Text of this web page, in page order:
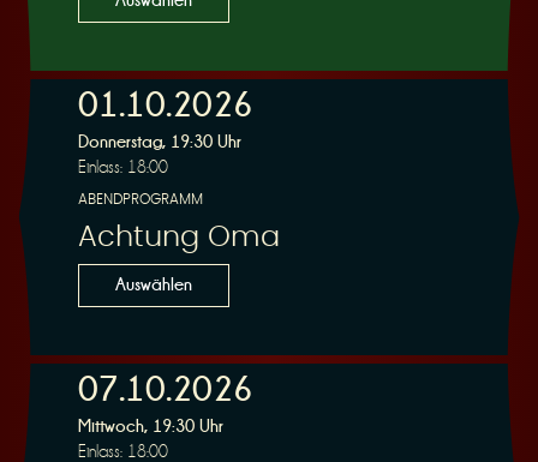
e
r
v
01.10.2026
Donnerstag, 19:30 Uhr
Einlass: 18:00
ABENDPROGRAMM
Achtung Oma
Auswählen
07.10.2026
Mittwoch, 19:30 Uhr
Einlass: 18:00